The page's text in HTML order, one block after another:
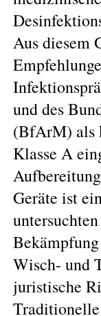
Aus diesem
und des
(BfArM) als
Klasse A
Geräte ist
Wisch- und
juristische